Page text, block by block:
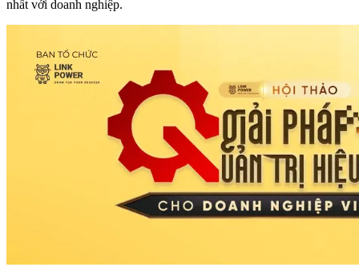
nhất với doanh nghiệp.